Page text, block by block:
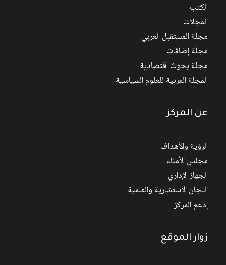
الكتب
المجلات
مجلة المستقبل العربي
مجلة إضافات
مجلة بحوث اقتصادية
المجلة العربية للعلوم السياسية
عن المركز
الرؤية والأهداف
مجلس الأمناء
الجهاز الإداري
اللجان الاستشارية والعلمية
إدعم المركز
زوار الموقع